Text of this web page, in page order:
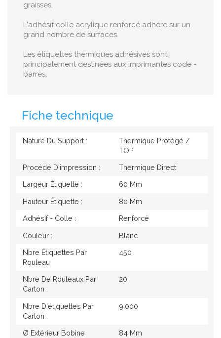
graisses.
L'adhésif colle acrylique renforcé adhère sur un
grand nombre de surfaces.
Les étiquettes thermiques adhésives sont
principalement destinées aux imprimantes code -
barres.
Fiche technique
Nature Du Support :
Thermique Protégé /
TOP
Procédé D'impression : Thermique Direct
Largeur Étiquette : 60 Mm
Hauteur Étiquette : 80 Mm
Adhésif - Colle : Renforcé
Couleur : Blanc
Nbre Étiquettes Par
Rouleau
450
Nbre De Rouleaux Par
Carton :
20
Nbre D'étiquettes Par
Carton :
9.000
Ø Extérieur Bobine 84 Mm